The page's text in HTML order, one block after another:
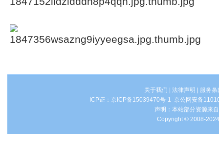
关于我们 法律声明
服务条
ICP证： 京ICP备15039470号-1 京公网安备
声明：本站部分资源来
Copyright © 2008-